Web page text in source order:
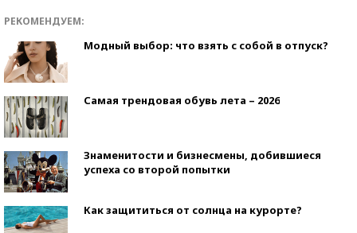
РЕКОМЕНДУЕМ:
Модный выбор: что взять с собой в отпуск?
Самая трендовая обувь лета – 2026
Знаменитости и бизнесмены, добившиеся
успеха со второй попытки
Как защититься от солнца на курорте?